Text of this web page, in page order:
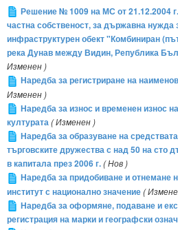
Решение № 1009 на МС от 21.12.2004
частна собственост, за държавна нужда
инфраструктурен обект "Комбиниран
река Дунав между Видин, Република
Изменен )
Наредба за регистриране на
Изменен )
Наредба за износ и временен износ
културата( Изменен )
Наредба за образуване на
търговските дружества с над 50 на сто
в капитала през 2006 г.( Нов )
Наредба за придобиване и отнемане
институт с национално значение(
Наредба за оформяне, подаване и
регистрация на марки и географски